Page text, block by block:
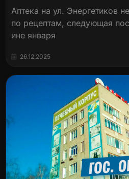
Аптека на ул. Энергетиков
по рецептам, следующая
ине января
26.12.2025